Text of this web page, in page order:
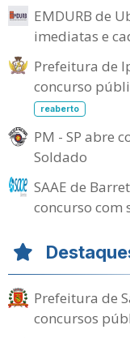
EMDURB de
imediatas e
Prefeitura de
concurso
reaberto
PM - SP abre
Soldado
SAAE de
concurso com
Prefeitura de
concursos